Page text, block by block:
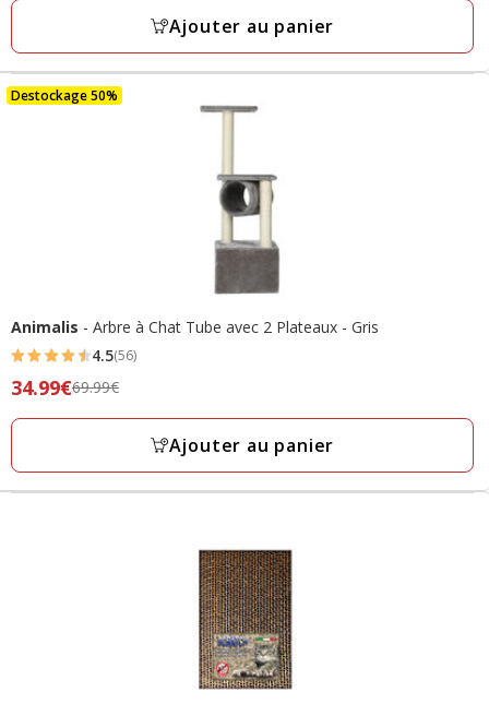
avis
prix
final
17.49€
Ajouter au panier
Destockage 50%
Animalis - Arbre à Chat Tube avec 2 Plateaux - Gris
4.5
étoiles
avec
avis
4.5(56)
Prix
précédent
prix
final
34.99€69.99€
Ajouter au panier